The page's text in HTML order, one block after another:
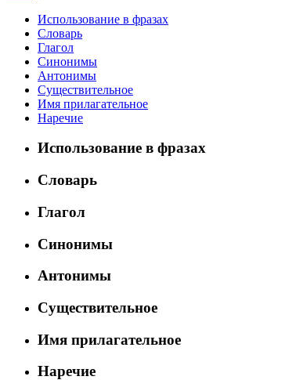
Использование в фразах
Словарь
Глагол
Синонимы
Антонимы
Существительное
Имя прилагательное
Наречие
Использование в фразах
Словарь
Глагол
Синонимы
Антонимы
Существительное
Имя прилагательное
Наречие